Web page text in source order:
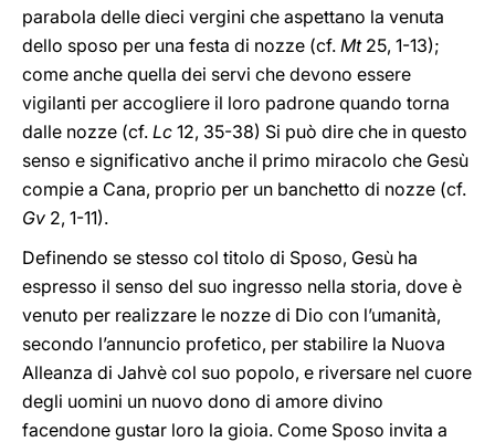
parabola delle dieci vergini che aspettano la venuta
dello sposo per una festa di nozze (cf. Mt25, 1-13);
come anche quella dei servi che devono essere
vigilanti per accogliere il loro padrone quando torna
dalle nozze (cf. Lc 12, 35-38) Si può dire che in questo
senso e significativo anche il primo miracolo che Gesù
compie a Cana, proprio per un banchetto di nozze (cf.
Gv 2, 1-11).
Definendo se stesso col titolo di Sposo, Gesù ha
espresso il senso del suo ingresso nella storia, dove è
venuto per realizzare le nozze di Dio con l’umanità,
secondo l’annuncio profetico, per stabilire la Nuova
Alleanza di Jahvè col suo popolo, e riversare nel cuore
degli uomini un nuovo dono di amore divino
facendone gustar loro la gioia. Come Sposo invita a